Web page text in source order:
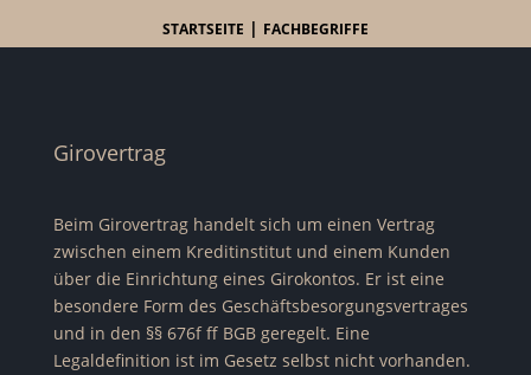
STARTSEITE | FACHBEGRIFFE
Girovertrag
Beim Girovertrag handelt sich um einen Vertrag
zwischen einem Kreditinstitut und einem Kunden
über die Einrichtung eines Girokontos. Er ist eine
besondere Form des Geschäftsbesorgungsvertrages
und in den §§ 676f ff BGB geregelt. Eine
Legaldefinition ist im Gesetz selbst nicht vorhanden.